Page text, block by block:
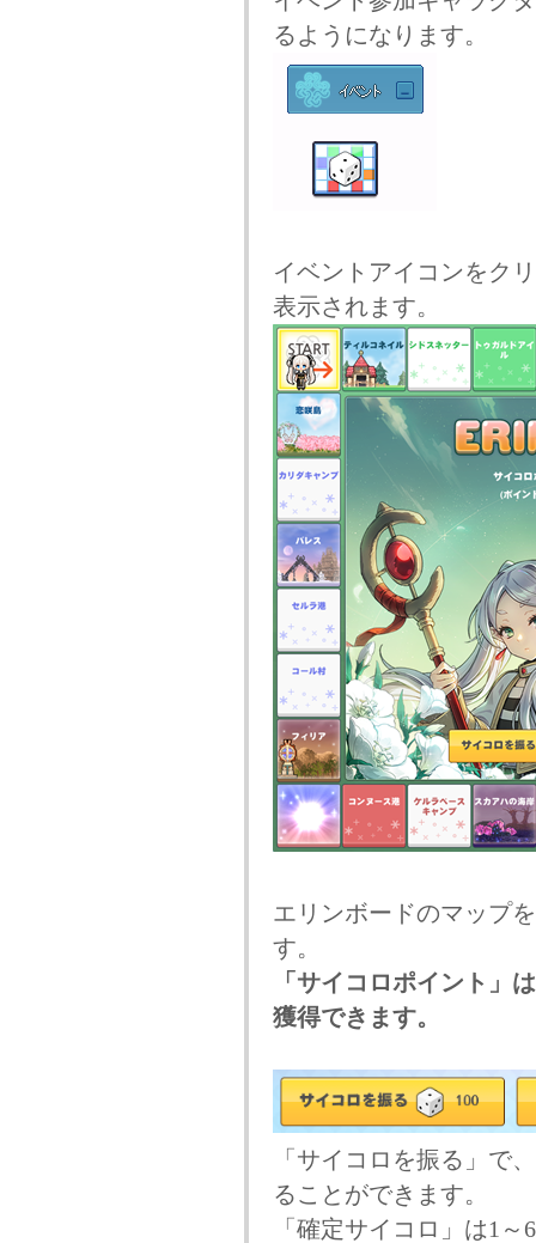
るようになります。
イベントアイコンをク
表示されます。
エリンボードのマップ
す。
「サイコロポイント」
獲得できます。
「サイコロを振る」で
ることができます。
「確定サイコロ」は1